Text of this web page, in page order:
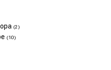
(2)
(10)